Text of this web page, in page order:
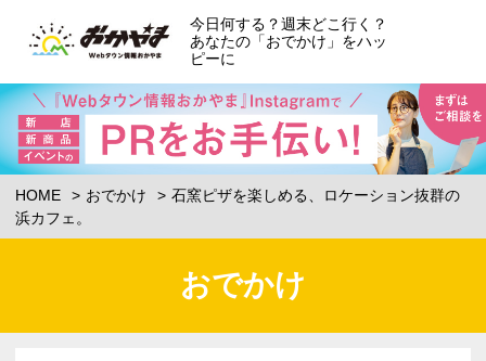
今日何する？週末どこ行く？
あなたの「おでかけ」をハッ
ピーに
HOME おでかけ
石窯ピザを楽しめる、ロケーション抜群の
浜カフェ。
おでかけ